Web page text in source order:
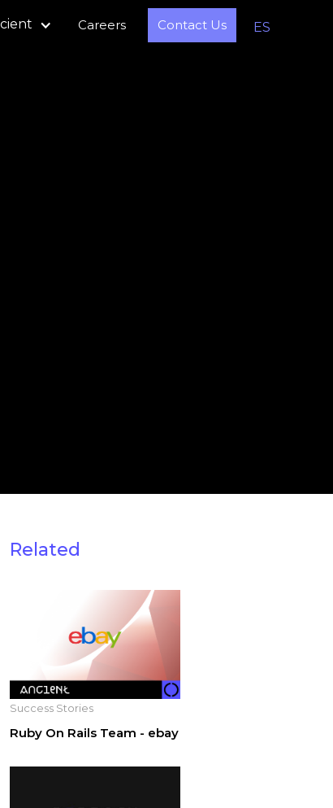
Careers Contact Us ES
Related
Success Stories
Ruby On Rails Team - ebay